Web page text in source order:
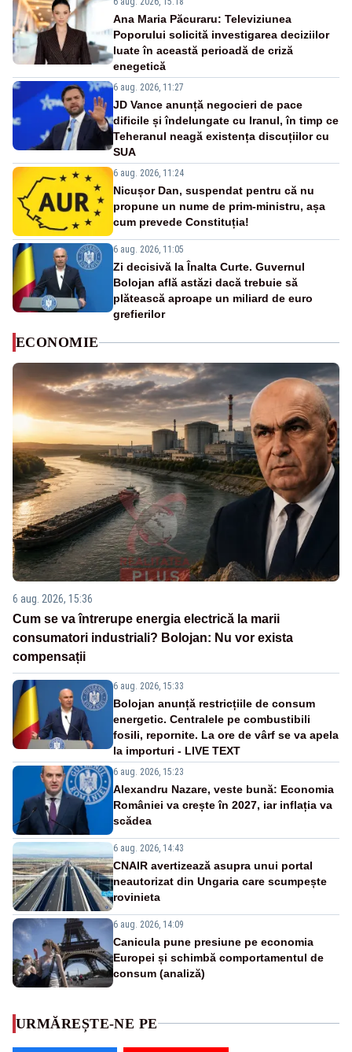
Ana Maria Păcuraru: Televiziunea
Poporului solicită investigarea deciziilor
luate în această perioadă de criză
enegetică
6 aug. 2026, 11:27
JD Vance anunță negocieri de pace
dificile și îndelungate cu Iranul, în timp ce
Teheranul neagă existența discuțiilor cu
SUA
6 aug. 2026, 11:24
Nicușor Dan, suspendat pentru că nu
propune un nume de prim-ministru, așa
cum prevede Constituția!
6 aug. 2026, 11:05
Zi decisivă la Înalta Curte. Guvernul
Bolojan află astăzi dacă trebuie să
plătească aproape un miliard de euro
grefierilor
ECONOMIE
6 aug. 2026, 15:36
Cum se va întrerupe energia electrică la marii
consumatori industriali? Bolojan: Nu vor exista
compensații
6 aug. 2026, 15:33
Bolojan anunță restricțiile de consum
energetic. Centralele pe combustibili
fosili, repornite. La ore de vârf se va apela
la importuri - LIVE TEXT
6 aug. 2026, 15:23
Alexandru Nazare, veste bună: Economia
României va crește în 2027, iar inflația va
scădea
6 aug. 2026, 14:43
CNAIR avertizează asupra unui portal
neautorizat din Ungaria care scumpește
rovinieta
6 aug. 2026, 14:09
Canicula pune presiune pe economia
Europei și schimbă comportamentul de
consum (analiză)
URMĂREȘTE-NE PE